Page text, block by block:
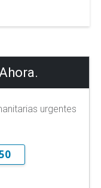
urgentes